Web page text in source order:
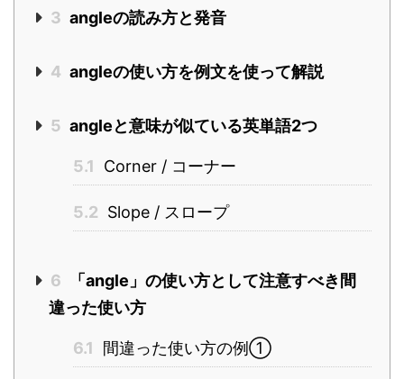
3 angleの読み方と発音
4 angleの使い方を例文を使って解説
5 angleと意味が似ている英単語2つ
5.1 Corner / コーナー
5.2 Slope / スロープ
6
「angle」の使い方として注意すべき間
違った使い方
6.1 間違った使い方の例①